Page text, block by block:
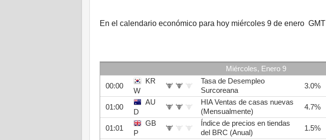
En el calendario económico para hoy miércoles 9 de enero GMT
Miércoles, Enero 9
00:00
KR
W
Tasa de Desempleo
Surcoreana
3.0%
01:00
AU
D
HIA Ventas de casas nuevas
(Mensualmente)
4.7%
01:01
GB
P
Índice de precios en tiendas
del BRC (Anual)
1.5%